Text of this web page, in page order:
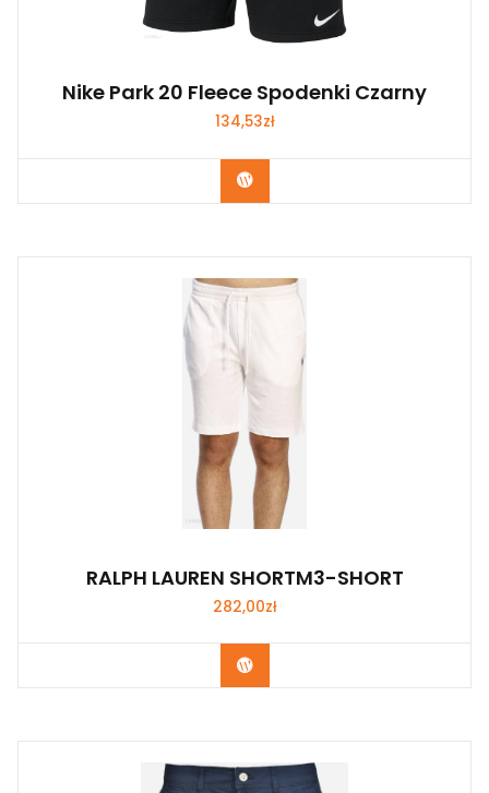
Nike Park 20 Fleece Spodenki Czarny
134,53zł
Kup Teraz
RALPH LAUREN SHORTM3-SHORT
282,00zł
Kup Teraz